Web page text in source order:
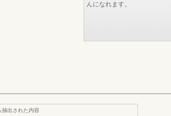
んになれます。
抽出された内容